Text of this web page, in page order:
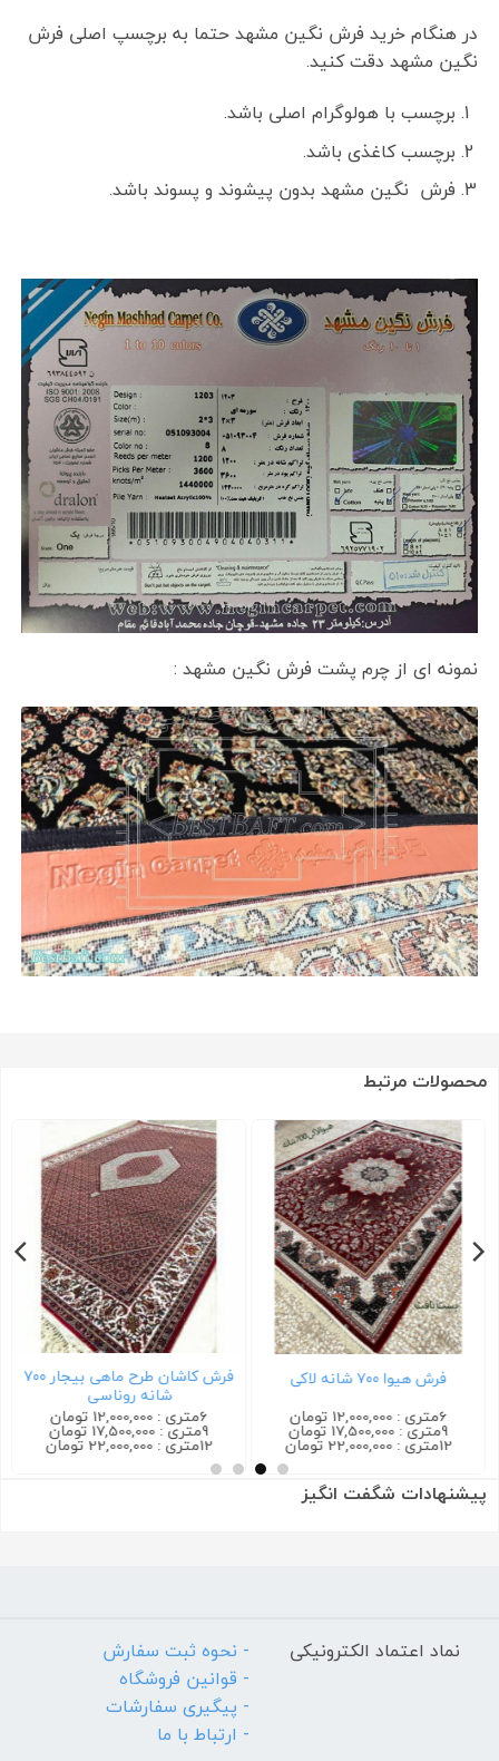
در هنگام خرید فرش نگین مشهد حتما به برچسپ اصلی فرش
نگین مشهد دقت کنید.
برچسب با هولوگرام اصلی باشد.
برچسب کاغذی باشد.
فرش نگین مشهد بدون پیشوند و پسوند باشد.
نمونه ای از چرم پشت فرش نگین مشهد :
محصولات مرتبط
فرش هیوا ۷۰۰ شانه لاکی
6متری : 12,000,000 تومان
9متری : 17,500,000 تومان
12متری : 22,000,000 تومان
فرش کاشان طرح ماهی بیجار ۷۰۰
شانه روناسی
6متری : 12,000,000 تومان
9متری : 17,500,000 تومان
12متری : 22,000,000 تومان
پیشنهادات شگفت انگیز
نماد اعتماد الکترونیکی
- نحوه ثبت سفارش
- قوانین فروشگاه
- پیگیری سفارشات
- ارتباط با ما